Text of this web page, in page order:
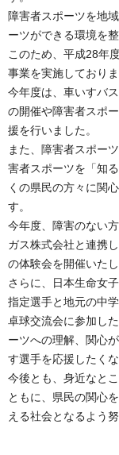
障害者スポーツを地
ーツができる環境を
このため、平成28年
事業を実施しておりま
今年度は、車いすバ
の開催や障害者スポ
援を行いました。
また、障害者スポー
害者スポーツを「知
くの県民の方々に関
す。
今年度、障害のない
ガス株式会社と連携
の体験会を開催いたし
さらに、日本生命女
指定選手と地元の中
卓球交流会に参加し
ーツへの理解、関心
す選手を応援したく
今後とも、身近なと
ともに、県民の関心
える社会となるよう